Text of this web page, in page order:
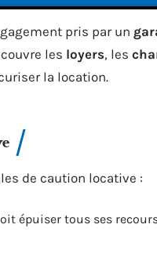
pris par un
les loyers, les
la location.
de caution locative :
épuiser tous ses